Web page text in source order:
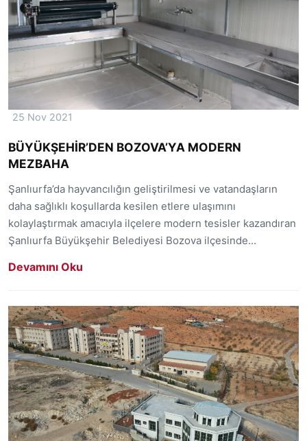
25 Nov 2021
BÜYÜKŞEHİR’DEN BOZOVA’YA MODERN
MEZBAHA
Şanlıurfa’da hayvancılığın geliştirilmesi ve vatandaşların
daha sağlıklı koşullarda kesilen etlere ulaşımını
kolaylaştırmak amacıyla ilçelere modern tesisler kazandıran
Şanlıurfa Büyükşehir Belediyesi Bozova ilçesinde...
Devamını Oku